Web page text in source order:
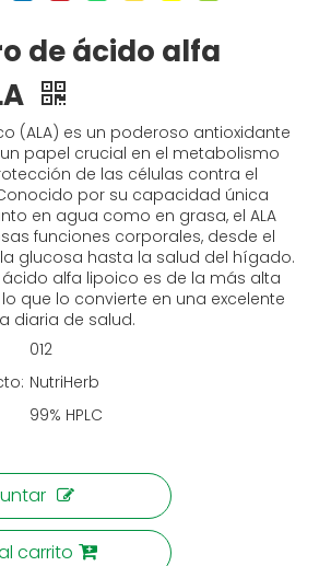
de ácido alfa
(ALA) es un poderoso antioxidante
papel crucial en el metabolismo
de las células contra el
por su capacidad única
en agua como en grasa, el ALA
funciones corporales, desde el
glucosa hasta la salud del hígado.
alfa lipoico es de la más alta
que lo convierte en una excelente
diaria de salud.
012
NutriHerb
99% HPLC
carrito